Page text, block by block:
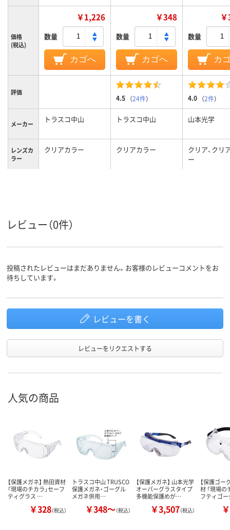
価格
(税込)
￥1,226
数量
カゴへ
￥348
数量
カゴへ
数量
カ
評価
4.5 （24件） 4.0 （2件）
メーカー トラスコ中山 トラスコ中山 山本光学
レンズカ
ラー
クリアカラー クリアカラー
クリア、クリ
ー
レビュー（0件）
投稿されたレビューはまだありません。お客様のレビューコメントをお
待ちしています。
レビューを書く
レビューをリクエストする
人気の商品
【保護メガネ】 熱田資材
「現場のチカラ」セーフ
ティグラス …
￥328（税込）
トラスコ中山 TRUSCO
保護メガネ・ゴーグル
メガネ併用…
￥348～（税込）
【保護メガネ】 山本光学
オーバーグラスタイプ
多機能保護めが…
￥3,507（税込）
【保護ゴー
材 「現場の
フティゴ